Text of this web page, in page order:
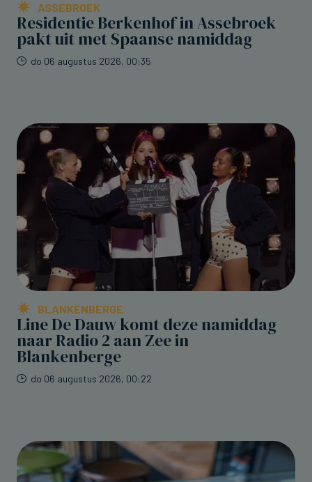
ASSEBROEK
Residentie Berkenhof in Assebroek
pakt uit met Spaanse namiddag
do 06 augustus 2026, 00:35
BLANKENBERGE
Line De Dauw komt deze namiddag
naar Radio 2 aan Zee in
Blankenberge
do 06 augustus 2026, 00:22